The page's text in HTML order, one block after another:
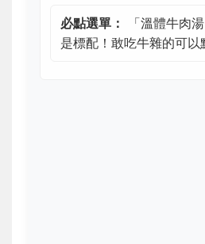
必點選單：
「溫體牛肉
是標配！敢吃牛雜的可以